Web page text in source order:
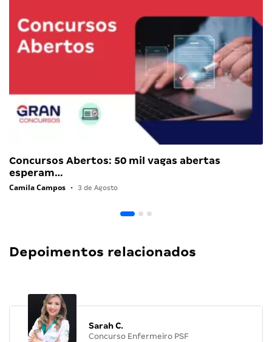
Concursos Abertos: 50 mil vagas abertas
esperam…
Camila Campos • 3 de Agosto
Depoimentos relacionados
Sarah C.
Concurso Enfermeiro PSF